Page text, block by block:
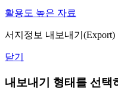
활용도 높은 자료
서지정보 내보내기(Export)
닫기
내보내기 형태를 선택